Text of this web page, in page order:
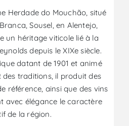
Herdade do Mouchão, situé
Sousel, en Alentejo,
un héritage viticole lié à la
depuis le XIXe siècle.
datant de 1901 et animé
traditions, il produit des
référence, ainsi que des vins
avec élégance le caractère
de la région.